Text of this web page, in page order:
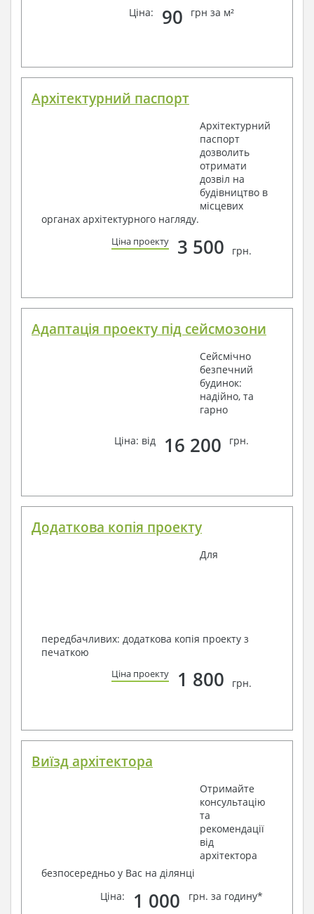
Ціна: 90 грн за м²
Архітектурний паспорт
Архітектурний
паспорт
дозволить
отримати
дозвіл на
будівництво в
місцевих
органах архітектурного нагляду.
Ціна проекту 3 500 грн.
Адаптація проекту під сейсмозони
Сейсмічно
безпечний
будинок:
надійно, та
гарно
Ціна: від 16 200 грн.
Додаткова копія проекту
Для
передбачливих: додаткова копія проекту з
печаткою
Ціна проекту 1 800 грн.
Виїзд архітектора
Отримайте
консультацію
та
рекомендації
від
архітектора
безпосередньо у Вас на ділянці
Ціна:
1 000 грн. за годину*